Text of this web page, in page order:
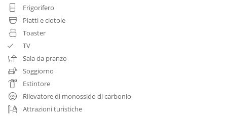
Frigorifero
Piatti e ciotole
Toaster
TV
Sala da pranzo
Soggiorno
Estintore
Rilevatore di monossido di carbonio
Attrazioni turistiche